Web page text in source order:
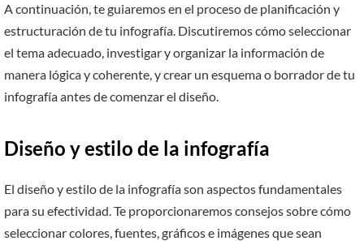
A continuación, te guiaremos en el proceso de planificación y
estructuración de tu infografía. Discutiremos cómo seleccionar
el tema adecuado, investigar y organizar la información de
manera lógica y coherente, y crear un esquema o borrador de tu
infografía antes de comenzar el diseño.
Diseño y estilo de la infografía
El diseño y estilo de la infografía son aspectos fundamentales
para su efectividad. Te proporcionaremos consejos sobre cómo
seleccionar colores, fuentes, gráficos e imágenes que sean